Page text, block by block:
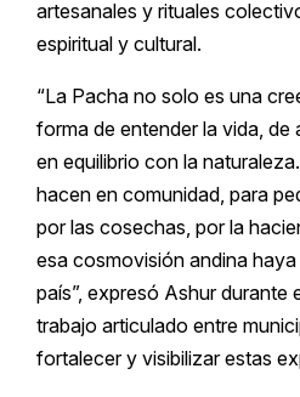
artesanales y rituales
espiritual y cultural.
“La Pacha no solo es una
forma de entender la vida, de
en equilibrio con la
hacen en comunidad, para
por las cosechas, por la
esa cosmovisión andina
país”, expresó Ashur durante
trabajo articulado entre
fortalecer y visibilizar estas